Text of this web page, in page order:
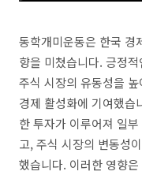
동학개미운동은 한국 경
향을 미쳤습니다. 긍정
주식 시장의 유동성을
경제 활성화에 기여했습
한 투자가 이루어져 일
고, 주식 시장의 변동성
했습니다. 이러한 영향